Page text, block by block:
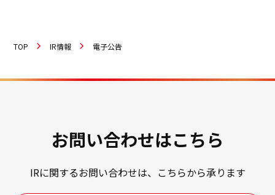
TOP IR情報 電子公告
お問い合わせはこちら
IRに関するお問い合わせは、こちらから承ります